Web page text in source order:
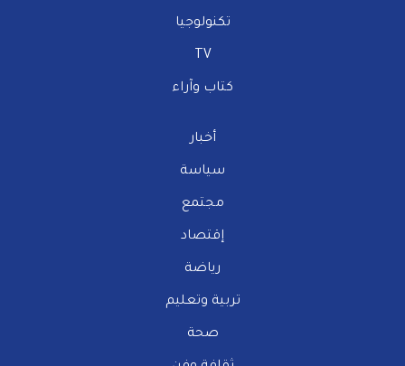
تكنولوجيا
TV
كتاب وآراء
أخبار
سياسة
مجتمع
إقتصاد
رياضة
تربية وتعليم
صحة